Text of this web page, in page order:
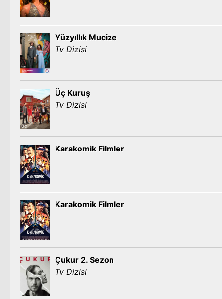
Yüzyıllık Mucize
Tv Dizisi
Üç Kuruş
Tv Dizisi
Karakomik Filmler
Karakomik Filmler
Çukur 2. Sezon
Tv Dizisi